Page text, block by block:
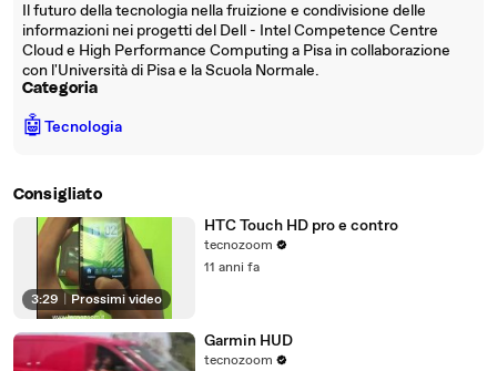
Il futuro della tecnologia nella fruizione e condivisione delle
informazioni nei progetti del Dell - Intel Competence Centre
Cloud e High Performance Computing a Pisa in collaborazione
con l'Università di Pisa e la Scuola Normale.
Categoria
🤖Tecnologia
Consigliato
3:29 Prossimi video
HTC Touch HD pro e contro
tecnozoom
11 anni fa
Garmin HUD
tecnozoom